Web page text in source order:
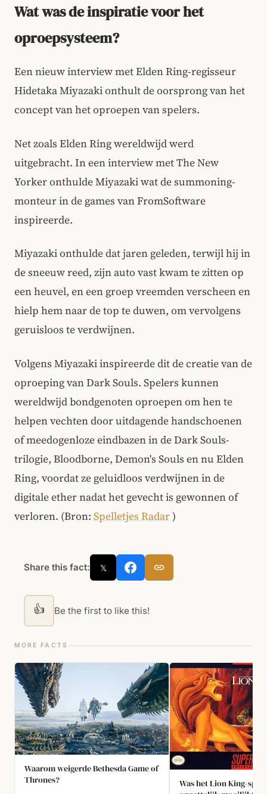
Wat was de inspiratie voor het
oproepsysteem?
Een nieuw interview met Elden Ring-regisseur
Hidetaka Miyazaki onthult de oorsprong van het
concept van het oproepen van spelers.
Net zoals Elden Ring wereldwijd werd
uitgebracht. In een interview met The New
Yorker onthulde Miyazaki wat de summoning-
monteur in de games van FromSoftware
inspireerde.
Miyazaki onthulde dat jaren geleden, terwijl hij in
de sneeuw reed, zijn auto vast kwam te zitten op
een heuvel, en een groep vreemden verscheen en
hielp hem naar de top te duwen, om vervolgens
geruisloos te verdwijnen.
Volgens Miyazaki inspireerde dit de creatie van de
oproeping van Dark Souls. Spelers kunnen
wereldwijd bondgenoten oproepen om hen te
helpen vechten door uitdagende handschoenen
of meedogenloze eindbazen in de Dark Souls-
trilogie, Bloodborne, Demon's Souls en nu Elden
Ring, voordat ze geluidloos verdwijnen in de
digitale ether nadat het gevecht is gewonnen of
verloren. (Bron: Spelletjes Radar)
Share this fact: 𝕏
👍 Be the first to like this!
MORE FACTS
Waarom weigerde Bethesda Game of
Thrones?
Was het Lion King-spel